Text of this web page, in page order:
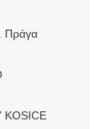
Πράγα
KOSICE